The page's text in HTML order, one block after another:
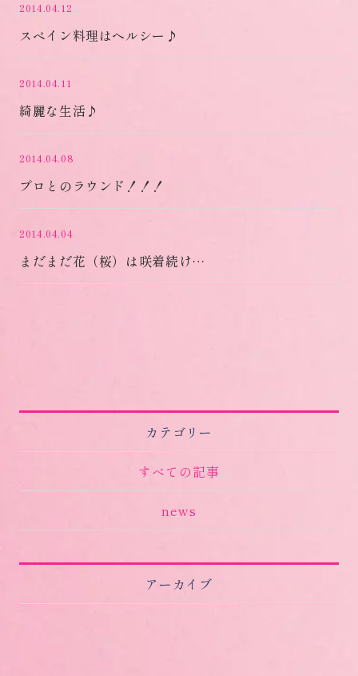
カテゴリー
すべての記事
news
アーカイブ
2014.04.12
スペイン料理はヘルシー♪
2014.04.11
綺麗な生活♪
2014.04.08
プロとのラウンド！！！
2014.04.04
まだまだ花（桜）は咲着続け…